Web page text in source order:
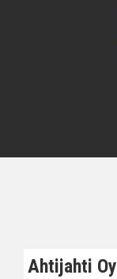
Ahtijahti Oy